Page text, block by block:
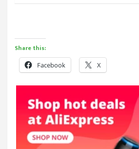
Share this:
Facebook X